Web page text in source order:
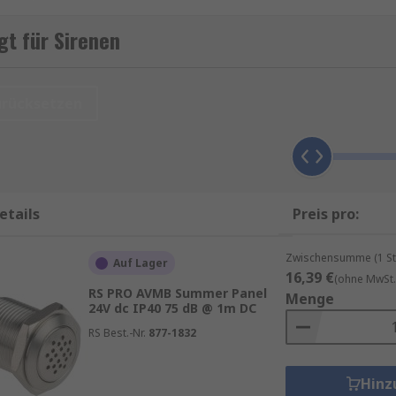
kaufen, die individuell auf die Umgebung und den
Sicherheit und der effektiven Kommunikation in
Qualitätsprodukte von Marken wie Klaxon,Werma
Lieferung am nächsten Werktag sowie zum
RS Purchasing Manager
Signalsäulenmodule Leucht- und
für Sirenen
Preis pro:
Auf Lager
RS PRO AVMB Summer Panel
24V dc IP40 75 dB @ 1m DC
RS Best.-Nr. 877-1832
Zwischensumme (1
16,39 €(ohne
Menge